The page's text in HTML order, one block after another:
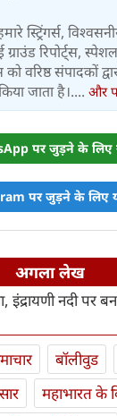
स्ट्रिंगर्स,
ग्राउंड रिपोर्ट्स,
वरिष्ठ संपादकों
जाता है।.... और
पर जुड़ने के लिए
पर जुड़ने के लिए
अगला लेख
इंद्रायणी नदी पर
बॉलीवुड
महाभारत के